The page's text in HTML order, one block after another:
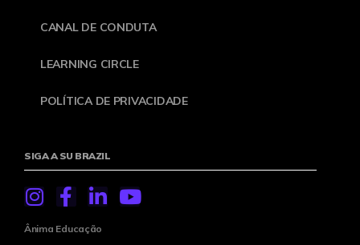
CANAL DE CONDUTA
LEARNING CIRCLE
POLÍTICA DE PRIVACIDADE
SIGA A SU BRAZIL
Ânima Educação